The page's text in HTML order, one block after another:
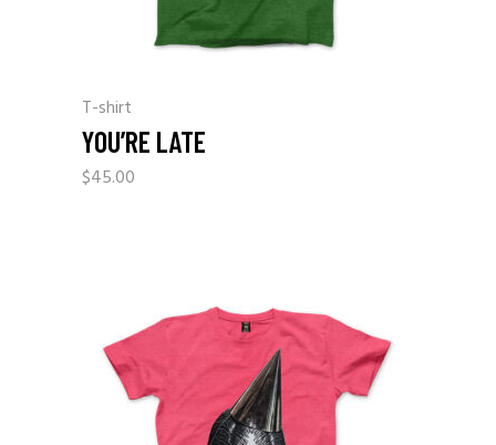
T-shirt
YOU’RE LATE
$45.00